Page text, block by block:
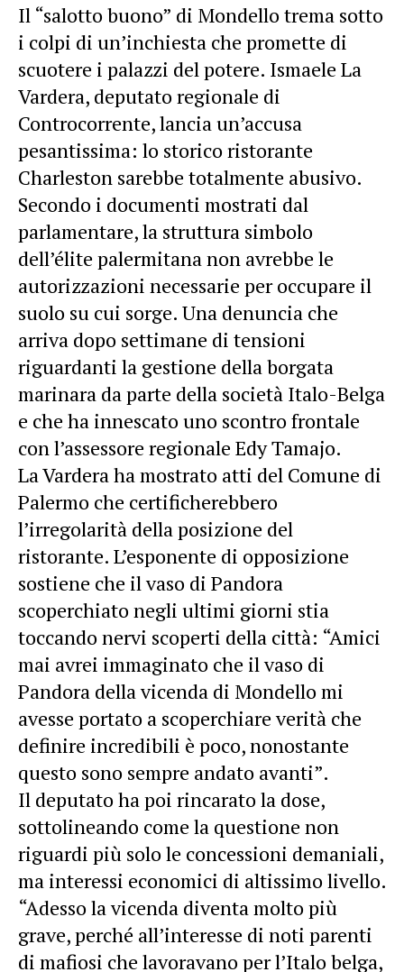
Il “salotto buono” di Mondello trema sotto
i colpi di un’inchiesta che promette di
scuotere i palazzi del potere. Ismaele La
Vardera, deputato regionale di
Controcorrente, lancia un’accusa
pesantissima: lo storico ristorante
Charleston sarebbe totalmente abusivo.
Secondo i documenti mostrati dal
parlamentare, la struttura simbolo
dell’élite palermitana non avrebbe le
autorizzazioni necessarie per occupare il
suolo su cui sorge. Una denuncia che
arriva dopo settimane di tensioni
riguardanti la gestione della borgata
marinara da parte della società Italo-Belga
e che ha innescato uno scontro frontale
con l’assessore regionale Edy Tamajo.
La Vardera ha mostrato atti del Comune di
Palermo che certificherebbero
l’irregolarità della posizione del
ristorante. L’esponente di opposizione
sostiene che il vaso di Pandora
scoperchiato negli ultimi giorni stia
toccando nervi scoperti della città: “Amici
mai avrei immaginato che il vaso di
Pandora della vicenda di Mondello mi
avesse portato a scoperchiare verità che
definire incredibili è poco, nonostante
questo sono sempre andato avanti”.
Il deputato ha poi rincarato la dose,
sottolineando come la questione non
riguardi più solo le concessioni demaniali,
ma interessi economici di altissimo livello.
“Adesso la vicenda diventa molto più
grave, perché all’interesse di noti parenti
di mafiosi che lavoravano per l’Italo belga,